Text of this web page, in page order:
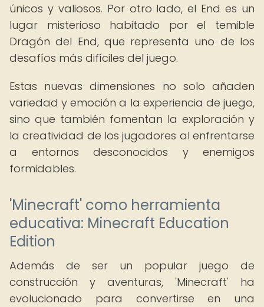
únicos y valiosos. Por otro lado, el End es un
lugar misterioso habitado por el temible
Dragón del End, que representa uno de los
desafíos más difíciles del juego.
Estas nuevas dimensiones no solo añaden
variedad y emoción a la experiencia de juego,
sino que también fomentan la exploración y
la creatividad de los jugadores al enfrentarse
a entornos desconocidos y enemigos
formidables.
'Minecraft' como herramienta
educativa: Minecraft Education
Edition
Además de ser un popular juego de
construcción y aventuras, 'Minecraft' ha
evolucionado para convertirse en una